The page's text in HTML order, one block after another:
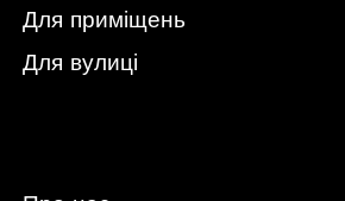
Для приміщень
Для вулиці